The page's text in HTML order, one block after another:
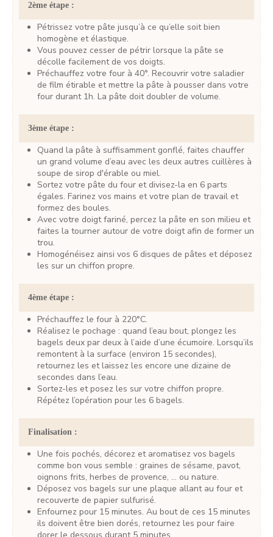
2ème étape :
Pétrissez votre pâte jusqu’à ce qu’elle soit bien
homogène et élastique.
Vous pouvez cesser de pétrir lorsque la pâte se
décolle facilement de vos doigts.
Préchauffez votre four à 40°. Recouvrir votre saladier
de film étirable et mettre la pâte à pousser dans votre
four durant 1h. La pâte doit doubler de volume.
3ème étape :
Quand la pâte à suffisamment gonflé, faites chauffer
un grand volume d’eau avec les deux autres cuillères à
soupe de sirop d'érable ou miel.
Sortez votre pâte du four et divisez-la en 6 parts
égales. Farinez vos mains et votre plan de travail et
formez des boules.
Avec votre doigt fariné, percez la pâte en son milieu et
faites la tourner autour de votre doigt afin de former un
trou.
Homogénéisez ainsi vos 6 disques de pâtes et déposez
les sur un chiffon propre.
4ème étape :
Préchauffez le four à 220°C.
Réalisez le pochage : quand l’eau bout, plongez les
bagels deux par deux à l’aide d’une écumoire. Lorsqu’ils
remontent à la surface (environ 15 secondes),
retournez les et laissez les encore une dizaine de
secondes dans l’eau.
Sortez-les et posez les sur votre chiffon propre.
Répétez l’opération pour les 6 bagels.
Finalisation :
Une fois pochés, décorez et aromatisez vos bagels
comme bon vous semble : graines de sésame, pavot,
oignons frits, herbes de provence, … ou nature.
Déposez vos bagels sur une plaque allant au four et
recouverte de papier sulfurisé.
Enfournez pour 15 minutes. Au bout de ces 15 minutes
ils doivent être bien dorés, retournez les pour faire